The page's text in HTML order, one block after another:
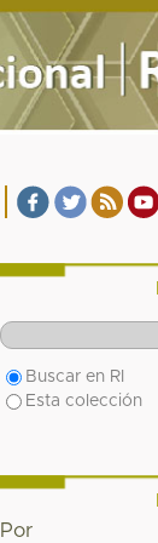
Buscar en RI
Esta colección
Por